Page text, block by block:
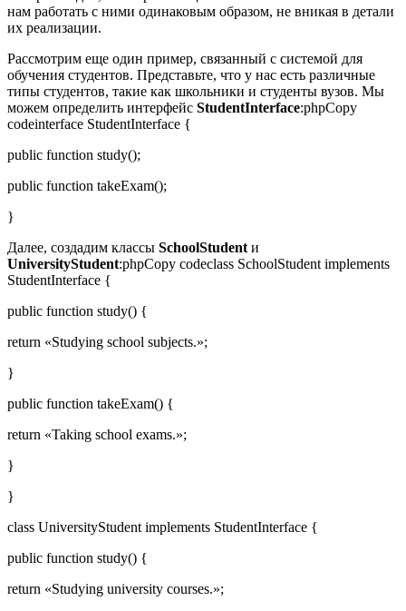
нам работать с ними одинаковым образом, не вникая в детали
их реализации.
Рассмотрим еще один пример, связанный с системой для
обучения студентов. Представьте, что у нас есть различные
типы студентов, такие как школьники и студенты вузов. Мы
можем определить интерфейс StudentInterface:phpCopy
codeinterface StudentInterface {
public function study();
public function takeExam();
}
Далее, создадим классы SchoolStudent и
UniversityStudent:phpCopy codeclass SchoolStudent implements
StudentInterface {
public function study() {
return «Studying school subjects.»;
}
public function takeExam() {
return «Taking school exams.»;
}
}
class UniversityStudent implements StudentInterface {
public function study() {
return «Studying university courses.»;